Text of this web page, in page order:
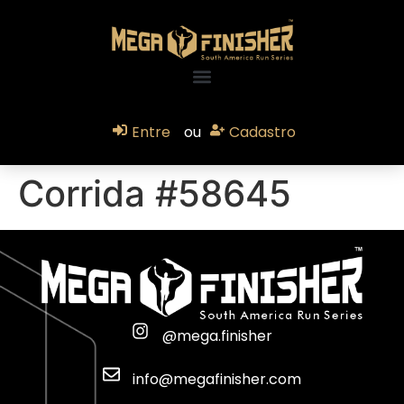
Entre ou Cadastro
Corrida #58645
@mega.finisher
info@megafinisher.com